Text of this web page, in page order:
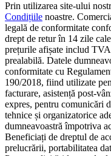
Prin utilizarea site-ului
Condițiile noastre.
legală de conformitate
drept de retur în 14 zile
prețurile afișate includ
prealabilă. Datele
conformitate cu
190/2018, fiind utilizate
facturare, asistență post-
expres, pentru comunicări
tehnice și organizatorice
dumneavoastră împotriva
Beneficiați de dreptul de
prelucrării, portabilitatea